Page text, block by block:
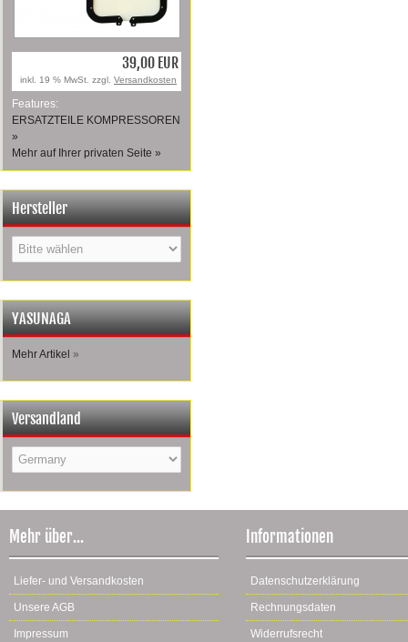
39,00 EUR
inkl. 19 % MwSt. zzgl. Versandkosten
Features:
ERSATZTEILE KOMPRESSOREN
»
Mehr auf Ihrer privaten Seite »
Hersteller
YASUNAGA
Mehr Artikel »
Versandland
Mehr über...
Liefer- und Versandkosten
Unsere AGB
Impressum
Informationen
Datenschutzerklärung
Rechnungsdaten
Widerrufsrecht